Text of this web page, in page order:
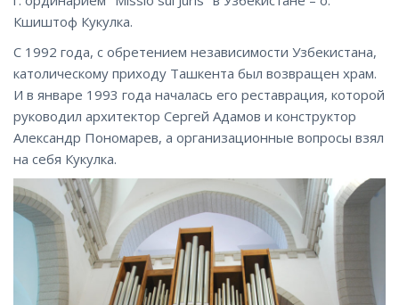
Кшиштоф Кукулка.
С 1992 года, с обретением независимости Узбекистана,
католическому приходу Ташкента был возвращен храм.
И в январе 1993 года началась его реставрация, которой
руководил архитектор Сергей Адамов и конструктор
Александр Пономарев, а организационные вопросы взял
на себя Кукулка.